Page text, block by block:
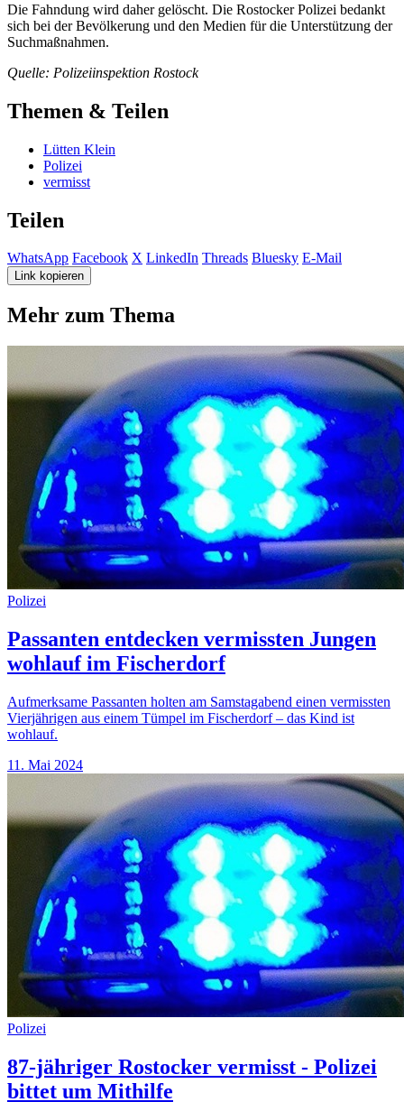
Die Fahndung wird daher gelöscht. Die Rostocker Polizei bedankt
sich bei der Bevölkerung und den Medien für die Unterstützung der
Suchmaßnahmen.
Quelle: Polizeiinspektion Rostock
Themen & Teilen
Lütten Klein
Polizei
vermisst
Teilen
WhatsApp Facebook X LinkedIn Threads Bluesky E-Mail
Link kopieren
Mehr zum Thema
Polizei
Passanten entdecken vermissten Jungen
wohlauf im Fischerdorf
Aufmerksame Passanten holten am Samstagabend einen vermissten
Vierjährigen aus einem Tümpel im Fischerdorf – das Kind ist
wohlauf.
11. Mai 2024
Polizei
87-jähriger Rostocker vermisst - Polizei
bittet um Mithilfe